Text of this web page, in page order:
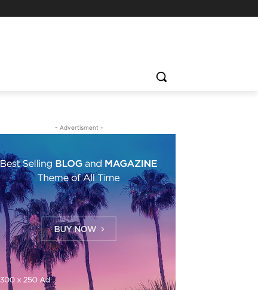
- Advertisment -